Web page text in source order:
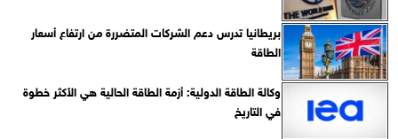
بريطانيا تدرس دعم الشركات المتضررة من ارتفاع أسعار
الطاقة
وكالة الطاقة الدولية: أزمة الطاقة الحالية هي الأكثر خطوة
في التاريخ